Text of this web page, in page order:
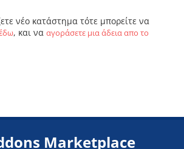
νέο κατάστημα τότε μπορείτε να
, και να αγοράσετε μια άδεια απο το
Marketplace